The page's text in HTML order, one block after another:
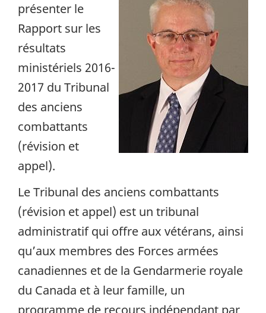
présenter le
Rapport sur les
résultats
ministériels 2016-
2017 du Tribunal
des anciens
combattants
(révision et
appel).
Le Tribunal des anciens combattants
(révision et appel) est un tribunal
administratif qui offre aux vétérans, ainsi
qu’aux membres des Forces armées
canadiennes et de la Gendarmerie royale
du Canada et à leur famille, un